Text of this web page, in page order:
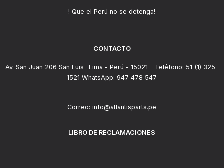
! Que el Perú no se detenga!
CONTACTO
Av. San Juan 206 San Luis -Lima - Perú - 15021 - Teléfono: 51 (1) 325-
1521 WhatsApp: 947 478 547
Correo: info@atlantisparts.pe
LIBRO DE RECLAMACIONES